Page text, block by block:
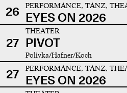
26
PERFORMANCE, TANZ,
EYES ON 2026
27
THEATER
PIVOT
Polivka/Hafner/Koch
27 PERFORMANCE, TANZ,
EYES ON 2026